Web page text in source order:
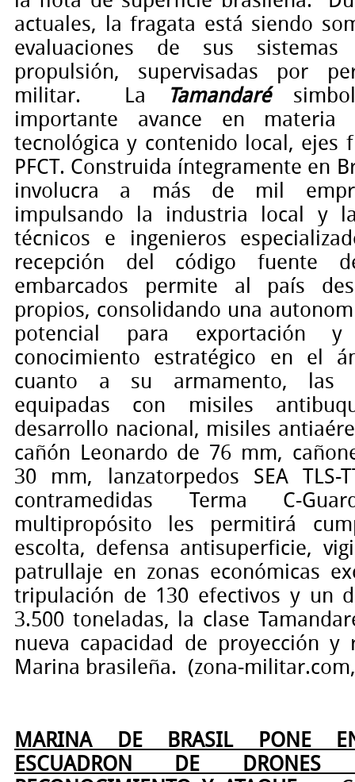
actuales, la fragata está siendo
evaluaciones de sus
propulsión, supervisadas por
militar.
La Tamandaré
importante avance en materia
tecnológica y contenido local, ejes
PFCT. Construida íntegramente en
involucra a más de mil
impulsando la industria local y
técnicos e ingenieros
recepción del código fuente
embarcados permite al país
propios, consolidando una
potencial para exportación y
conocimiento estratégico en el
cuanto a su armamento, las
equipadas con misiles
desarrollo nacional , misiles
cañón Leonardo de 76 mm,
30 mm, lanzatorpedos SEA
contramedidas Terma C-
multipropósito les permitirá
escolta, defensa antisuperficie,
patrullaje en zonas económicas
tripulación de 130 efectivos y un
3.500 toneladas, la clase
nueva capacidad de proyección y
Marina brasileña. (zona-
MARINA DE BRASIL PONE
ESCUADRON DE DRONES